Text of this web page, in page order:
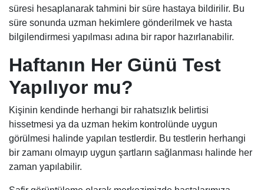
süresi hesaplanarak tahmini bir süre hastaya bildirilir. Bu
süre sonunda uzman hekimlere gönderilmek ve hasta
bilgilendirmesi yapılması adına bir rapor hazırlanabilir.
Haftanın Her Günü Test
Yapılıyor mu?
Kişinin kendinde herhangi bir rahatsızlık belirtisi
hissetmesi ya da uzman hekim kontrolünde uygun
görülmesi halinde yapılan testlerdir. Bu testlerin herhangi
bir zamanı olmayıp uygun şartların sağlanması halinde her
zaman yapılabilir.